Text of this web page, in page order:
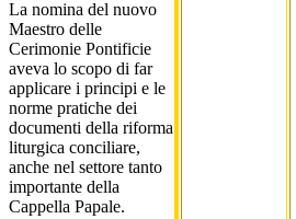
La nomina del nuovo
Maestro delle
Cerimonie Pontificie
aveva lo scopo di far
applicare i principi e le
norme pratiche dei
documenti della riforma
liturgica conciliare,
anche nel settore tanto
importante della
Cappella Papale.